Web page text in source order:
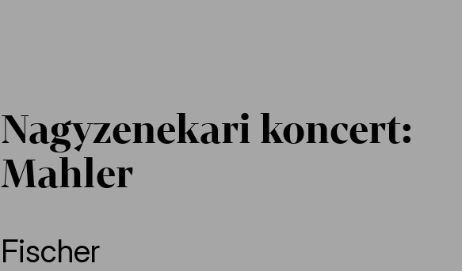
Nagyzenekari koncert:
Mahler
Fischer